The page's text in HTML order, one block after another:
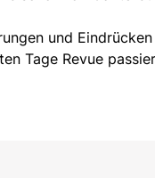
und
Tage Revue